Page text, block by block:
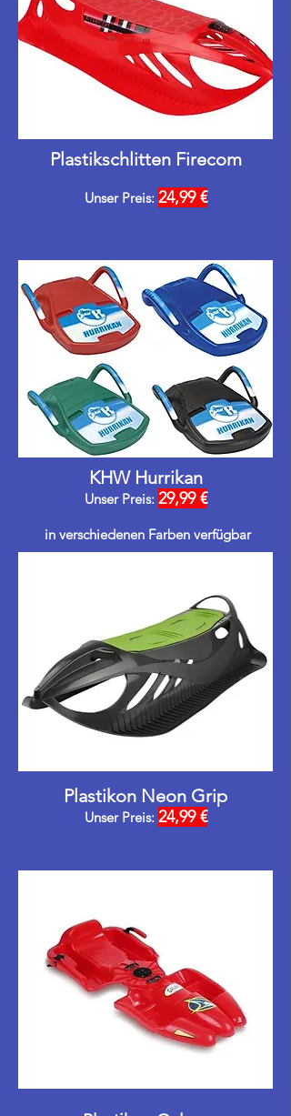
Plastikschlitten Firecom
Unser Preis: 24,99 €
KHW Hurrikan
Unser Preis: 29,99 €
in verschiedenen Farben verfügbar
Plastikon Neon Grip
Unser Preis: 24,99 €